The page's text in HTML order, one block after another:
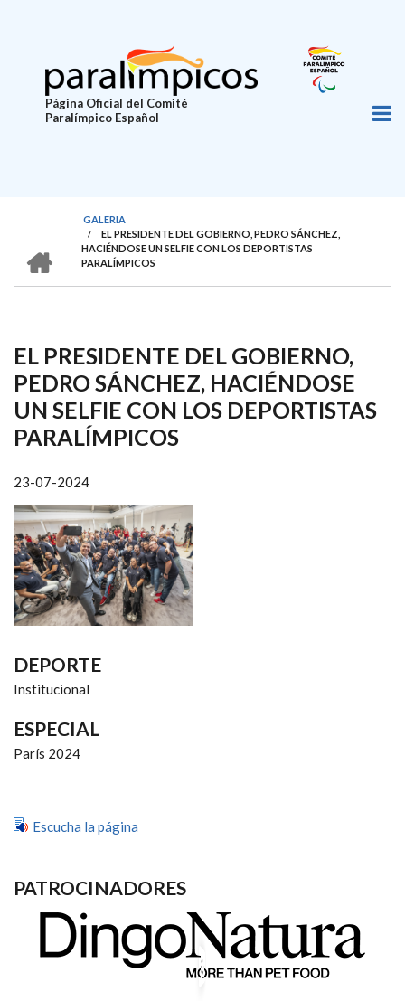
principal
Página Oficial del Comité
Paralímpico Español
SOBRESCRIBIR
ENLACES
A
LA
NAVEGACIÓN
GALERIA
/
EL PRESIDENTE DEL GOBIERNO, PEDRO SÁNCHEZ,
HACIÉNDOSE UN SELFIE CON LOS DEPORTISTAS
PARALÍMPICOS
EL PRESIDENTE DEL GOBIERNO,
PEDRO SÁNCHEZ, HACIÉNDOSE
UN SELFIE CON LOS DEPORTISTAS
PARALÍMPICOS
23-07-2024
DEPORTE
Institucional
ESPECIAL
París 2024
Escucha la página
PATROCINADORES